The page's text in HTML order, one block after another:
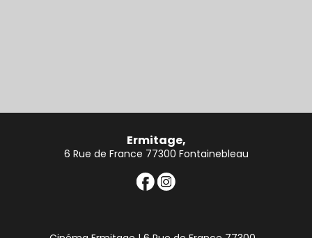
Ermitage,
6 Rue de France 77300 Fontainebleau